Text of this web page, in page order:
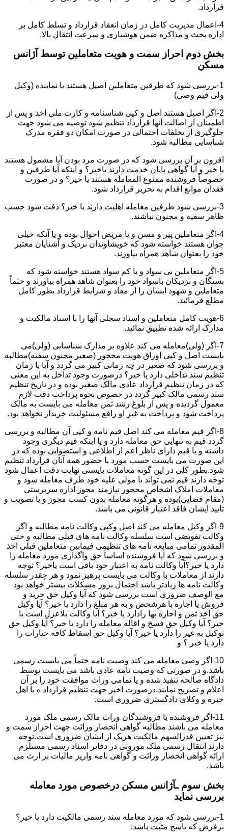
قرارداد.
4-اعمال مدیریت کامل در زمان انعقاد قرارداد و تسلط کامل بر
اداره بحث و مذاکره ضمن هوشیاری و سرعت انتقال بالا.
بخش دوم احراز سمت و هویت متعاملین توسط آژانس
مسکن
1-بررسی شود که طرفین متعاملین اصیل هستند یا نماینده (وکیل
ولی قیم وصی)
2-اگر اصیل هستند اصل و کپی شناسنامه و کارت ملی اخذ و پس از
اطمینان از اصالت آنها قرارداد تنظیم شود توصیه می شود جهت
جلوگیری از تخلفات احتمالی در صورت امکان دو فقره مدرک
شناسایی مطالبه شود.
افزون بر آن بررسی شود که در صورت مرد بودن آیا مشمول هستند
یا خیر و آیا گواهی پایان خدمت دارند یاخیر؟ و اینکه آیا طرفین و
خصوصاً فروشنده ممنوع المعامله هستند یا خیر؟ و در صورت
فقدان موانع اقدام به تحریر قرارداد شود.
3-بررسی شود طرفین معامله اهلیت دارند یا خیر؟ دقت شود حسب
ظاهر سفیه و مجنون نباشند.
4-اگر متعاملین پیر و مسن و یا مریض احوال بوده و یا آنکه خیلی
جوان هستند خواسته شود که خویشاوندان نزدیک و آشنایان معتبر
خود را بعنوان شاهد همراه بیاورند.
5-اگر متعاملین بی سواد و یا کم سواد هستند خواسته شود که
بستگان و نزدیکان باسواد خود را بعنوان شاهد همراه بیاورند و حتماً
متعاملین و شهود ایشان را از مفاد و شرایط قرارداد بطور کامل
مطلع فرمائید.
6-هویت کامل متعاملین و اسناد سجلی آنها را با اسناد مالکیت و
مدارک ارائه شده تطبیق نمائید.
7-اگر (ولی)معامله می کند علاوه بر مدارک شناسایی (ولی)می
بایست اصل و کپی اوراق هویت محجور (صغیر مجنون سفیه)مطالبه
و بررسی شود که صغیر در چه زمانی کبیر می گردد و آیا با زمان
تنظیم سند تداخلی دارد یا خیر؟ درصورت وجود تداخل به این معنی
که در زمان تنظیم قرارداد عادی مالک صغیر بوده و در تاریخ تنظیم
سند رسمی مالک کبیر گردد در خصوص نحوه پرداخت دقت لازم
معمول گردیده و پس از بلوغ رشد ثمن معامله می بایست به مالک
پرداخت شود و پرداخت به غیر او رافع مسئولیت خریدار نخواهد بود.
8-اگر قیم معامله می کند اصل قیم نامه و کپی آن مطالبه و بررسی
گردد قیم به تنهایی حق معامله دارد و یا اینکه قیم دیگری وجود
داشته و یا قیم دارای ناظر اعم از اطلاعی و استصوابی بوده که در
این صورت می بایست حسب مورد با حضور همه آنان قرارداد تنظیم
شود.بطور کلی در این گونه معاملات بایستی نهایت دقت اعمال شود
توجه دارند قیم نمی تواند با مولی علیه خود طرف معامله شود و
معاملات املاک اشخاص محجور نیازمند مجوز اداره سرپرستی
(مقام قضایی)بوده و هرگونه معامله بدون کسب مجوز و یا تصویب و
تایید ایشان فاقد اعتبار قانونی می باشد.
9-اگر وکیل معامله می کند اصل وکپی وکالت نامه مطالبه و اگر
وکالت تفویضی است سلسله وکالت نامه های قبلی مطالبه و حتی
المقدور تمامی مبایعه نامه های تنظیمی فیمابین متعاملین قبلی اخذ
و بررسی شود که آیا فروشنده اساساً حق واگذاری مورد معامله را
دارد یا خیر؟آیا وکالت نامه به اعتبار خود باقی است یاخیر؟ توجه
دارند از معاملات با وکالت می بایست پرهیز نمود و هر چقدر سلسله
وکالت نامه ها زیادتر باشد احتمال بروز مشکلات بیشتر خواهد بود
مع الوصف ضروری است بررسی شود که آیا وکیل حق خرید و
فروش یا اجاره با هرشخص و به هر مبلغ را دارد یا خیر؟ آیا وکیل
حق اخذ ثمن و اجاره بها رادارد یا خیر؟ آیا وکالت بلاعزل است یا
خیر؟ آیا وکیل حق فسخ و اقاله معامله را دارد یا خیر؟ آیا وکیل حق
توکیل به غیر را دارد یا خیر؟ آیا وکیل حق اسقاط کافه خیارات را
دارد یا خیر ؟ و
10-اگر وصی معامله می کند وصیت نامه حتماً می بایست رسمی
باشد.و در صورتی که وصیت نامه عادی باشد می بایست توسط
دادگاه صالحه تنفیذ شده و یا تمامی وراث موافقت خود را بر آن
اعلام و تصریح نمایند.درصورت اخیر جهت تنظیم قرارداد ه با اهل
خبره و وکلای دادگستری ضروری است.
11-اگر فروشنده یا فروشندگان وراث مالک رسمی ملک مورد
معامله می باشند مطالبه گواهی انحصار وراثت جهت احراز سمت و
نیز تعیین قدرالسهم مالکیت هریک از ایشان ضروری است.توجه
دارند انتقال رسمی ملک موروثی در دفاتر اسناد رسمی مستلزم
ارائه گواهی انحصار وراثت و گواهی نامه واریز مالیات بر ارث می
باشد.
بخش سوم ـآژانس مسکن درخصوص مورد معامله
بررسی نماید
1-بررسی شود که مورد معامله سند رسمی مالکیت دارد یا خیر؟
برفرض که پاسخ مثبت باشد: